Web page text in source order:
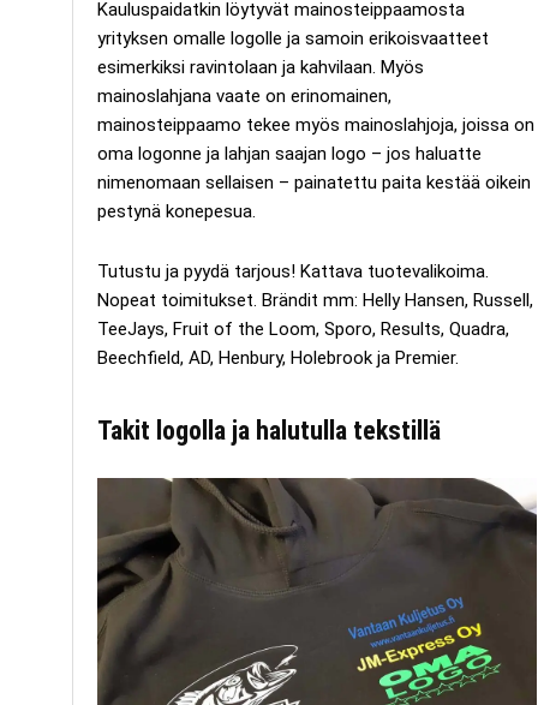
Kauluspaidatkin löytyvät mainosteippaamosta
yrityksen omalle logolle ja samoin erikoisvaatteet
esimerkiksi ravintolaan ja kahvilaan. Myös
mainoslahjana vaate on erinomainen,
mainosteippaamo tekee myös mainoslahjoja, joissa on
oma logonne ja lahjan saajan logo – jos haluatte
nimenomaan sellaisen – painatettu paita kestää oikein
pestynä konepesua.
Tutustu ja pyydä tarjous! Kattava tuotevalikoima.
Nopeat toimitukset. Brändit mm: Helly Hansen, Russell,
TeeJays, Fruit of the Loom, Sporo, Results, Quadra,
Beechfield, AD, Henbury, Holebrook ja Premier.
Takit logolla ja halutulla tekstillä